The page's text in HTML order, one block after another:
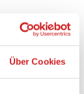
Über Cookies
30 cm